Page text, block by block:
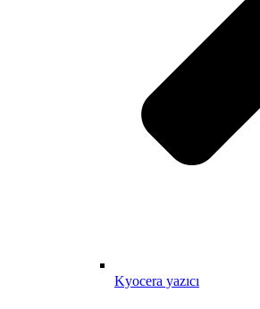
Kyocera yazıcı